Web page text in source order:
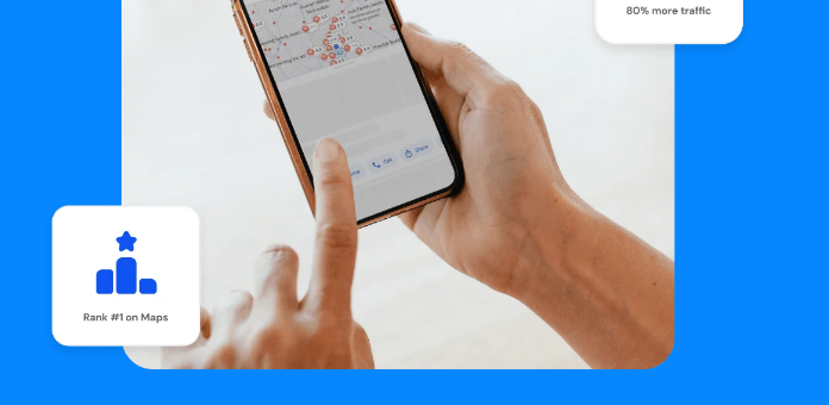
Jasa Listing Produk di GetYourGuide
Jasa Kelola Instagram
Jasa Backlink Berkualitas
Jual Domain Expired